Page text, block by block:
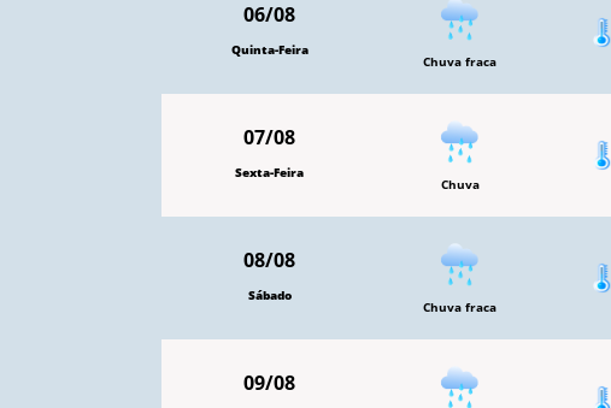
06/08
Quinta-Feira
Chuva fraca
07/08
Sexta-Feira
Chuva
08/08
Sábado
Chuva fraca
09/08